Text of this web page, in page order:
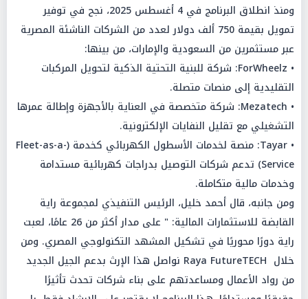
ومنذ انطلاق البرنامج في 4 أغسطس 2025، نجح في توفير
تمويل بقيمة 750 ألف دولار لعدد من الشركات الناشئة المصرية
عبر مستثمرين من السعودية والإمارات، من بينها:
• ForWheelz: شركة للبنية التحتية الذكية لتحويل المركبات
التقليدية إلى منصات متصلة.
• Mezatech: شركة متخصصة في العناية بالأجهزة وإطالة عمرها
التشغيلي مع تقليل النفايات الإلكترونية.
• Tayar: منصة لخدمات الأسطول الكهربائي كخدمة (Fleet-as-a-
Service) تدعم شركات التوصيل بدراجات كهربائية مستدامة
وخدمات مالية متكاملة.
ومن جانبه، قال أحمد خليل، الرئيس التنفيذي لمجموعة راية
القابضة للاستثمارات المالية: " على مدار أكثر من 26 عامًا، لعبت
راية دورًا محوريًا في تشكيل المشهد التكنولوجي المصري. ومن
خلال Raya FutureTECH نواصل هذا الإرث بدعم الجيل الجديد
من رواد الأعمال ومساعدتهم على بناء شركات تحدث تأثيرًا